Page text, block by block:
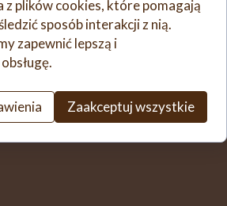
cukier. Zmiksować 30
Ciasto przelać do innego
na rozgrzanej patelni
z obydwu stron na złoty
naleśniki smarować tym na
zawijać.
z plików cookies, które pomagają
sposób interakcji z nią.
zapewnić lepszą i
Zaakceptuj wszystkie